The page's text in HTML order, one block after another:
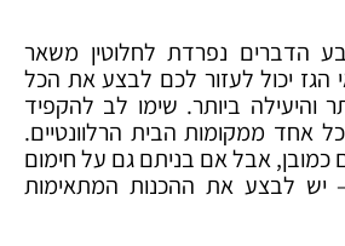
הדברים נפרדת לחלוטין משאר
הגז יכול לעזור לכם לבצע את הכל
והיעילה ביותר. שימו לב להקפיד
אחד ממקומות הבית הרלוונטיים.
אבל אם בניתם גם על חימום
יש לבצע את ההכנות המתאימות